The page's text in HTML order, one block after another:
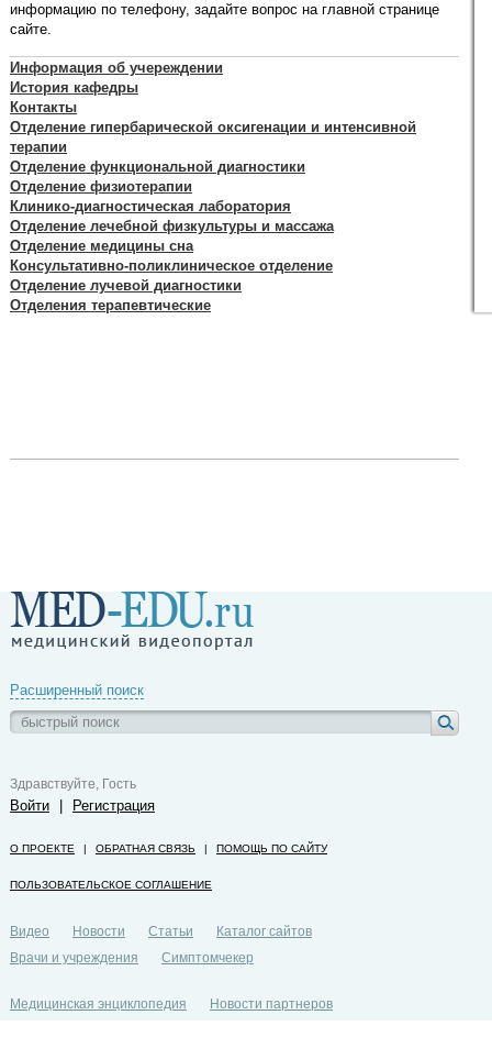
информацию по телефону, задайте вопрос на главной странице
сайте.
Информация об учереждении
История кафедры
Контакты
Отделение гипербарической оксигенации и интенсивной
терапии
Отделение функциональной диагностики
Отделение физиотерапии
Клинико-диагностическая лаборатория
Отделение лечебной физкультуры и массажа
Отделение медицины сна
Консультативно-поликлиническое отделение
Отделение лучевой диагностики
Отделения терапевтические
Расширенный поиск
Здравствуйте, Гость
Войти Регистрация
О ПРОЕКТЕ | ОБРАТНАЯ СВЯЗЬ | ПОМОЩЬ ПО САЙТУ
ПОЛЬЗОВАТЕЛЬСКОЕ СОГЛАШЕНИЕ
Видео Новости Статьи
Каталог сайтов
Врачи и учреждения
Симптомчекер
Медицинская энциклопедия
Новости партнеров